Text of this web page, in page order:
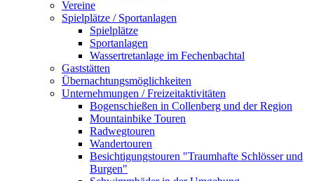
Vereine
Spielplätze / Sportanlagen
Spielplätze
Sportanlagen
Wassertretanlage im Fechenbachtal
Gaststätten
Übernachtungsmöglichkeiten
Unternehmungen / Freizeitaktivitäten
Bogenschießen in Collenberg und der Region
Mountainbike Touren
Radwegtouren
Wandertouren
Besichtigungstouren "Traumhafte Schlösser und
Burgen"